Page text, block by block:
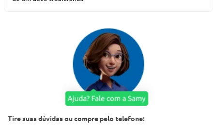
Tire suas dúvidas ou compre pelo telefone: